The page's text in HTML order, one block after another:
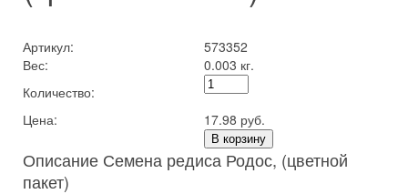
Артикул:
573352
Вес:
0.003 кг.
Количество:
Цена:
17.98 руб.
В корзину
Описание Семена редиса Родос, (цветной
пакет)